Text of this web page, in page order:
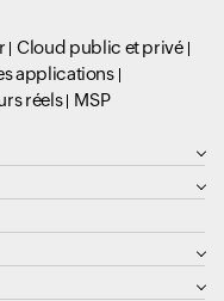
Cloud public et privé
applications
réels
MSP